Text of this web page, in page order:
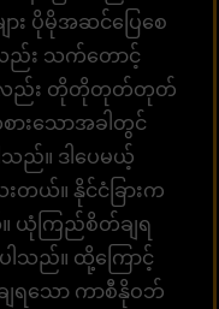
ား ပိုမိုအဆင်ပြေစေ
လည်း သက်တောင့်
လည်း တိုတိုတုတ်တုတ်
ားသောအခါတွင်
ည်။ ဒါပေမယ့်
ယ်။ နိုင်ငံခြားက
ယုံကြည်စိတ်ချရ
ါသည်။ ထို့ကြောင့်
ရသော ကာစီနိုဝဘ်